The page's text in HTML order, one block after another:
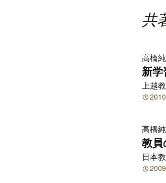
共
高橋
新
上越
高橋
教
日本